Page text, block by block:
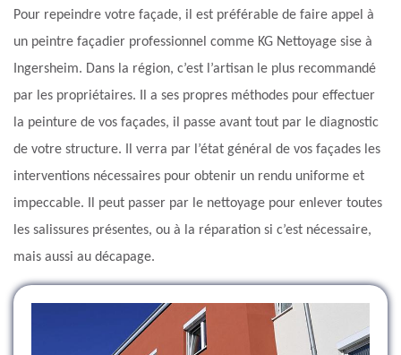
Pour repeindre votre façade, il est préférable de faire appel à
un peintre façadier professionnel comme KG Nettoyage sise à
Ingersheim. Dans la région, c’est l’artisan le plus recommandé
par les propriétaires. Il a ses propres méthodes pour effectuer
la peinture de vos façades, il passe avant tout par le diagnostic
de votre structure. Il verra par l’état général de vos façades les
interventions nécessaires pour obtenir un rendu uniforme et
impeccable. Il peut passer par le nettoyage pour enlever toutes
les salissures présentes, ou à la réparation si c’est nécessaire,
mais aussi au décapage.